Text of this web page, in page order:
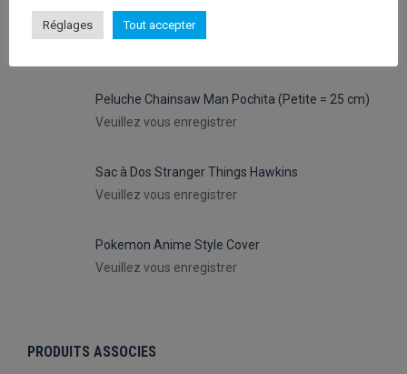
Peluche Attack On Titan Eren Jaeger - 29cm
Peluche Chainsaw Man Pochita (Petite = 25 cm)
Veuillez vous enregistrer
Sac à Dos Stranger Things Hawkins
Veuillez vous enregistrer
Pokemon Anime Style Cover
Veuillez vous enregistrer
PRODUITS ASSOCIES
Réglages Tout accepter